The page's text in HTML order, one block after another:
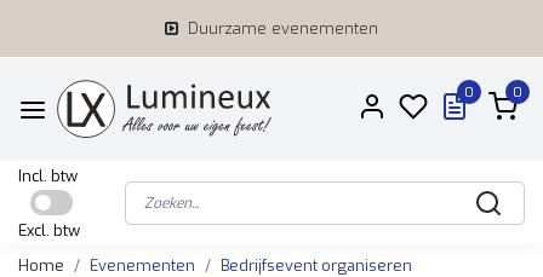
Duurzame evenementen
0 0
Incl. btw
Excl. btw
Home
Evenementen
Bedrijfsevent organiseren